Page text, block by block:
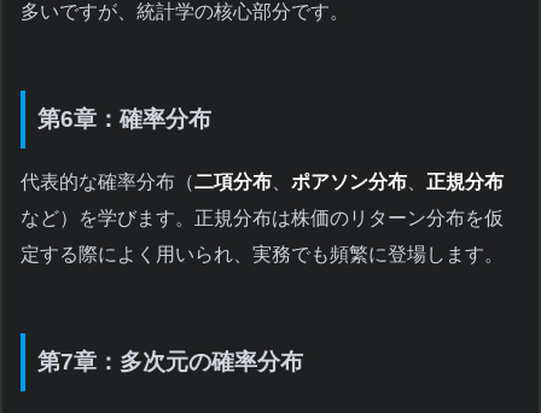
多いですが、統計学の核心部分です。
第6章：確率分布
代表的な確率分布（二項分布 ポアソン分布
正規分布
など）を学びます。正規分布は株価のリターン分布を仮
定する際によく用いられ、実務でも頻繁に登場します。
第7章：多次元の確率分布